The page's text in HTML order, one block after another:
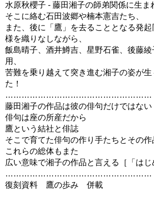
水原秋櫻子 - 藤田湘子の師弟関係に生ま
そこに絡む石田波郷や楠本憲吉たち、
また、後に「鷹」を去ることとなる発
様を織りなしながら、
飯島晴子、酒井鱒吉、星野石雀、後藤綾
用、
苦難を乗り越えて突き進む湘子の姿が
た！
………………………………………………
藤田湘子の作品は彼の俳句だけではない
俳句は座の所産だから
鷹という結社と俳誌
そこで育てた俳句の作り手たちとその作
これらの総体もまた
広い意味で湘子の作品と言える［「はじ
………………………………………………
復刻資料 鷹の歩み 併載